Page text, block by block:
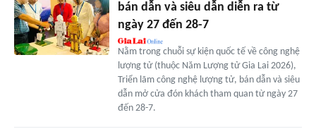
bán dẫn và siêu dẫn diễn ra từ
ngày 27 đến 28-7
Nằm trong chuỗi sự kiện quốc tế về công nghệ
lượng tử (thuộc Năm Lượng tử Gia Lai 2026),
Triển lãm công nghệ lượng tử, bán dẫn và siêu
dẫn mở cửa đón khách tham quan từ ngày 27
đến 28-7.